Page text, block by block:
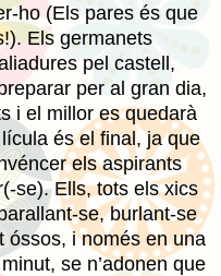
ho (Els pares és que
Els germanets
pel castell,
per al gran dia,
i el millor es quedarà
és el final, ja que
els aspirants
se). Ells, tots els xics
se, burlant-se
óssos, i només en una
se n’adonen que